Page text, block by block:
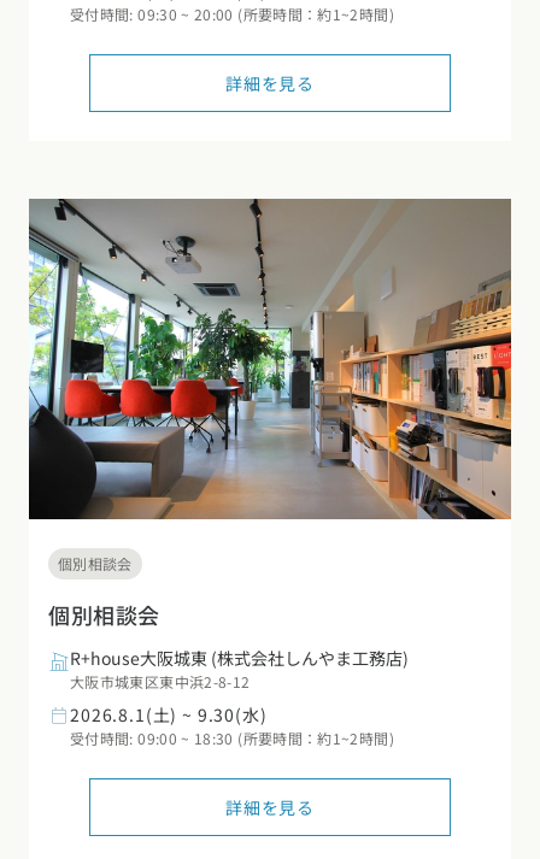
受付時間: 09:30 ~ 20:00 (所要時間：約1~2時間)
詳細を見る
個別相談会
個別相談会
R+house大阪城東 (株式会社しんやま工務店)
大阪市城東区東中浜2-8-12
2026.8.1(土) ~ 9.30(水)
受付時間: 09:00 ~ 18:30 (所要時間：約1~2時間)
詳細を見る